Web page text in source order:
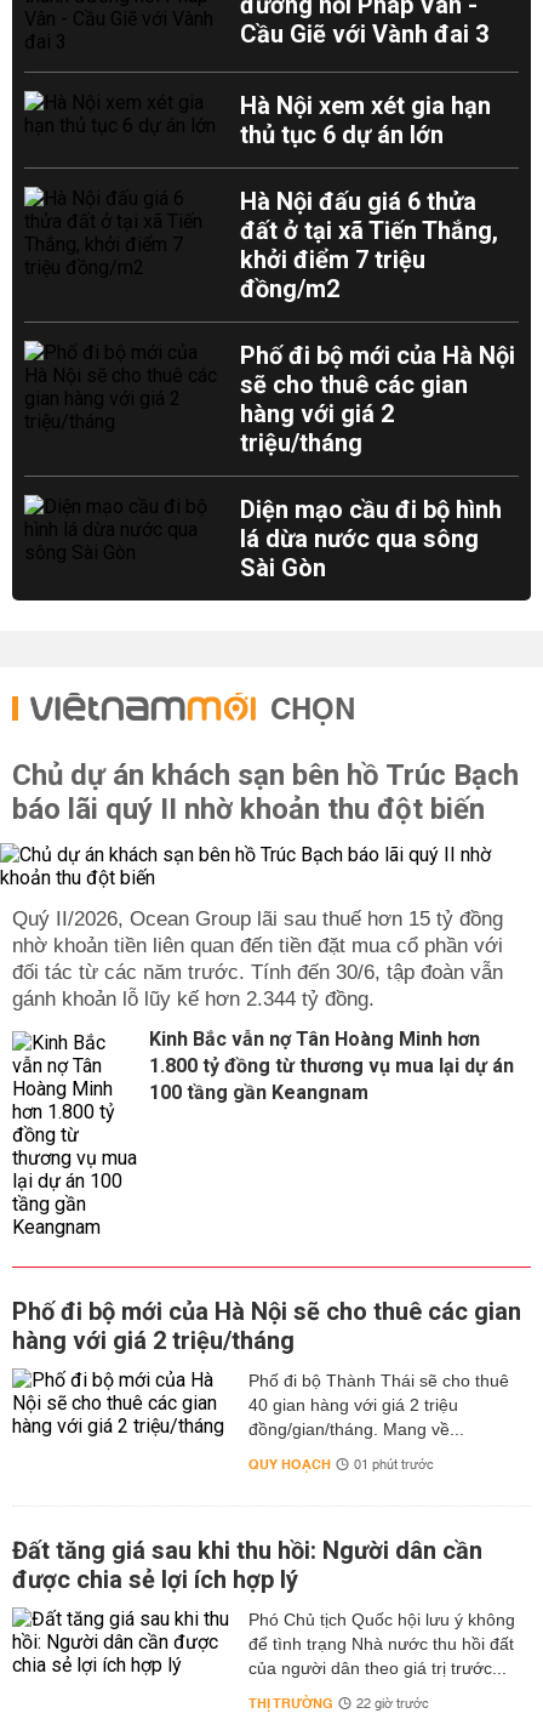
Cầu Giẽ với Vành đai 3
Hà Nội xem xét gia hạn
thủ tục 6 dự án lớn
Hà Nội đấu giá 6 thửa
đất ở tại xã Tiến Thắng,
khởi điểm 7 triệu
đồng/m2
Phố đi bộ mới của Hà Nội
sẽ cho thuê các gian
hàng với giá 2
triệu/tháng
Diện mạo cầu đi bộ hình
lá dừa nước qua sông
Sài Gòn
CHỌN
Chủ dự án khách sạn bên hồ Trúc Bạch
báo lãi quý II nhờ khoản thu đột biến
Quý II/2026, Ocean Group lãi sau thuế hơn 15 tỷ đồng
nhờ khoản tiền liên quan đến tiền đặt mua cổ phần với
đối tác từ các năm trước. Tính đến 30/6, tập đoàn vẫn
gánh khoản lỗ lũy kế hơn 2.344 tỷ đồng.
Kinh Bắc vẫn nợ Tân Hoàng Minh hơn
1.800 tỷ đồng từ thương vụ mua lại dự án
100 tầng gần Keangnam
Phố đi bộ mới của Hà Nội sẽ cho thuê các gian
hàng với giá 2 triệu/tháng
Phố đi bộ Thành Thái sẽ cho thuê
40 gian hàng với giá 2 triệu
đồng/gian/tháng. Mang về...
QUY HOẠCH 01 phút trước
Đất tăng giá sau khi thu hồi: Người dân cần
được chia sẻ lợi ích hợp lý
Phó Chủ tịch Quốc hội lưu ý không
để tình trạng Nhà nước thu hồi đất
của người dân theo giá trị trước...
THỊ TRƯỜNG 22 giờ trước